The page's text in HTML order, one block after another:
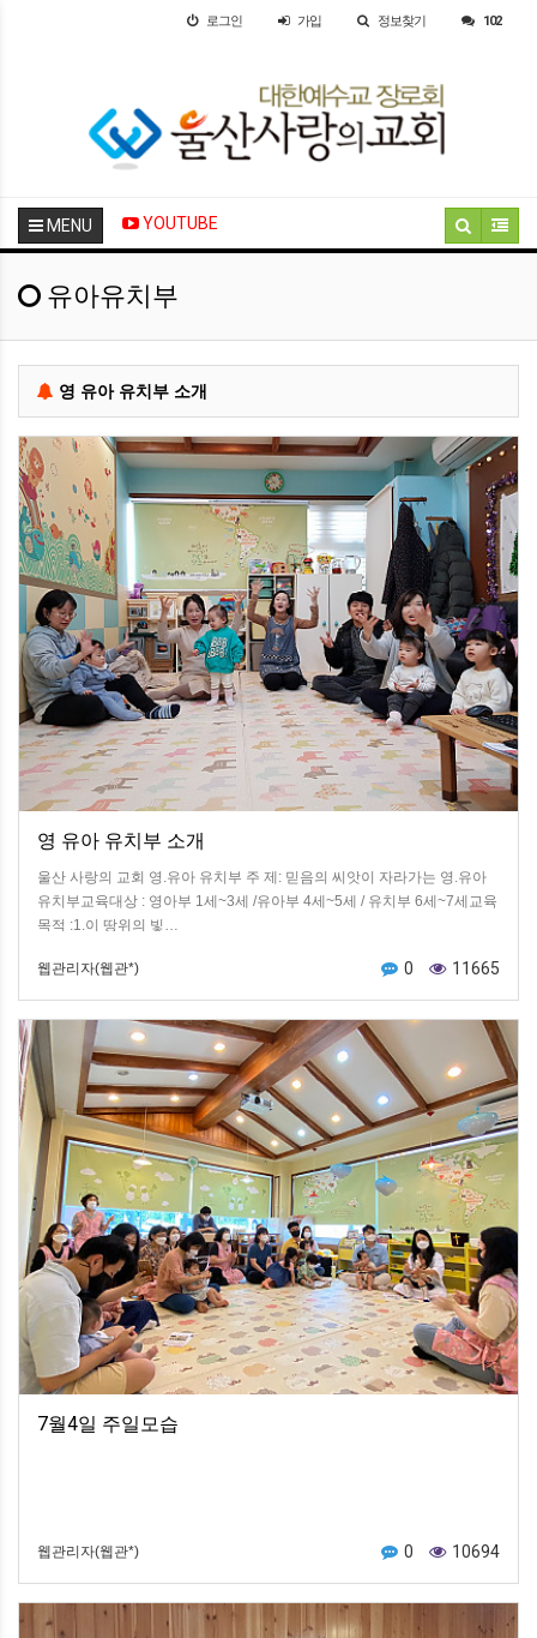
로그인 가입 정보찾기 102
MENU YOUTUBE
유아유치부
영 유아 유치부 소개
영 유아 유치부 소개
울산 사랑의 교회 영.유아 유치부 주 제: 믿음의 씨앗이 자라가는 영.유아
유치부교육대상 : 영아부 1세~3세 /유아부 4세~5세 / 유치부 6세~7세​교육
목적 :1.이 땅위의 빛…
웹관리자(웹관*) 0 11665
7월4일 주일모습
웹관리자(웹관*) 0 10694